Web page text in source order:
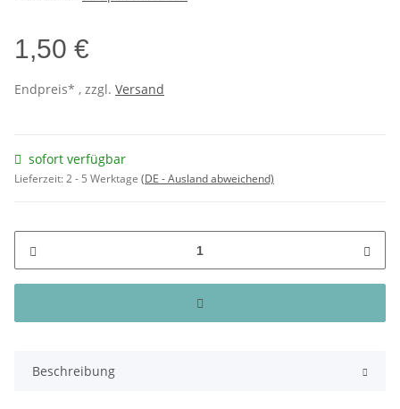
1,50 €
Endpreis* , zzgl. Versand
sofort verfügbar
Lieferzeit:2 - 5 Werktage (DE - Ausland abweichend)
Beschreibung